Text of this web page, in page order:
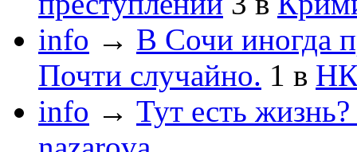
info → В Сочи иногда
Почти случайно. 1 в
info → Тут есть